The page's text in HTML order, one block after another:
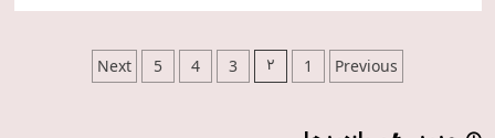
صفحه‌بندی
Previous
1
2
3
4
5
Next